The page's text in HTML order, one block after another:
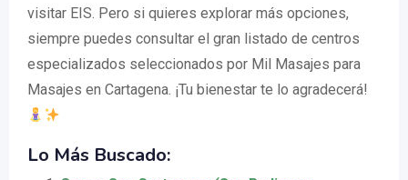
visitar EIS. Pero si quieres explorar más opciones,
siempre puedes consultar el gran listado de centros
especializados seleccionados por Mil Masajes para
Masajes en Cartagena. ¡Tu bienestar te lo agradecerá!
Lo Más Buscado: